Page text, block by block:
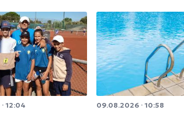
12:04 09.08.2026 · 10:58